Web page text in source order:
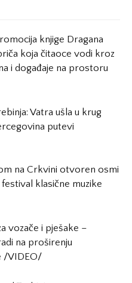
knjige Dragana
koja čitaoce vodi kroz
i događaje na prostoru
Vatra ušla u krug
putevi
na Crkvini otvoren osmi
klasične muzike
vozače i pješake –
na proširenju
/VIDEO/